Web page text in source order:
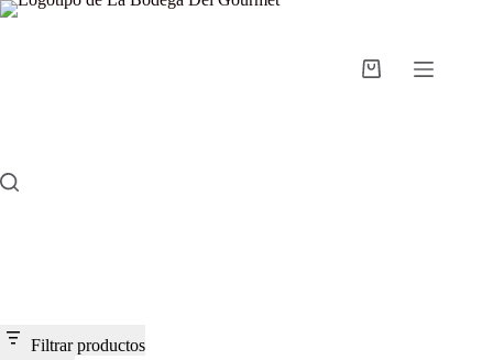
Saltar
Carro
Filtrar productos